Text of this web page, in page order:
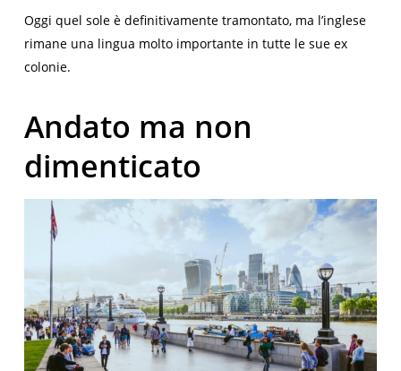
Oggi quel sole è definitivamente tramontato, ma l’inglese
rimane una lingua molto importante in tutte le sue ex
colonie.
Andato ma non
dimenticato